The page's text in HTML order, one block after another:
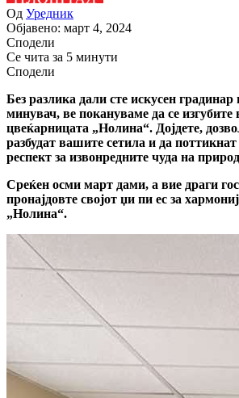
Од Уредник
Објавено: март 4, 2024
Сподели
Се чита за 5 минути
Сподели
Без разлика дали сте искусен
минувач, ве покануваме да се
цвеќарницата „Нолина“. Дојдете,
разбудат вашите сетила и да
респект за извонредните чуда на
Среќен осми март дами, а вие драги
пронајдовте својот џи пи ес за
„Нолина“.